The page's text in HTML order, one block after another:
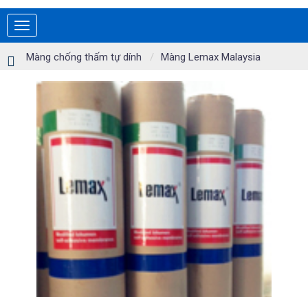
Màng chống thấm tự dính Màng Lemax Malaysia